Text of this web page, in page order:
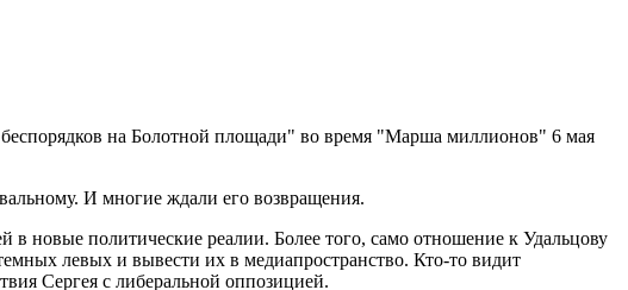
на Болотной площади" во время "Марша миллионов" 6 мая
И многие ждали его возвращения.
в новые политические реалии. Более того, само отношение к Удальцову
левых и вывести их в медиапространство. Кто-то видит
Сергея с либеральной оппозицией.